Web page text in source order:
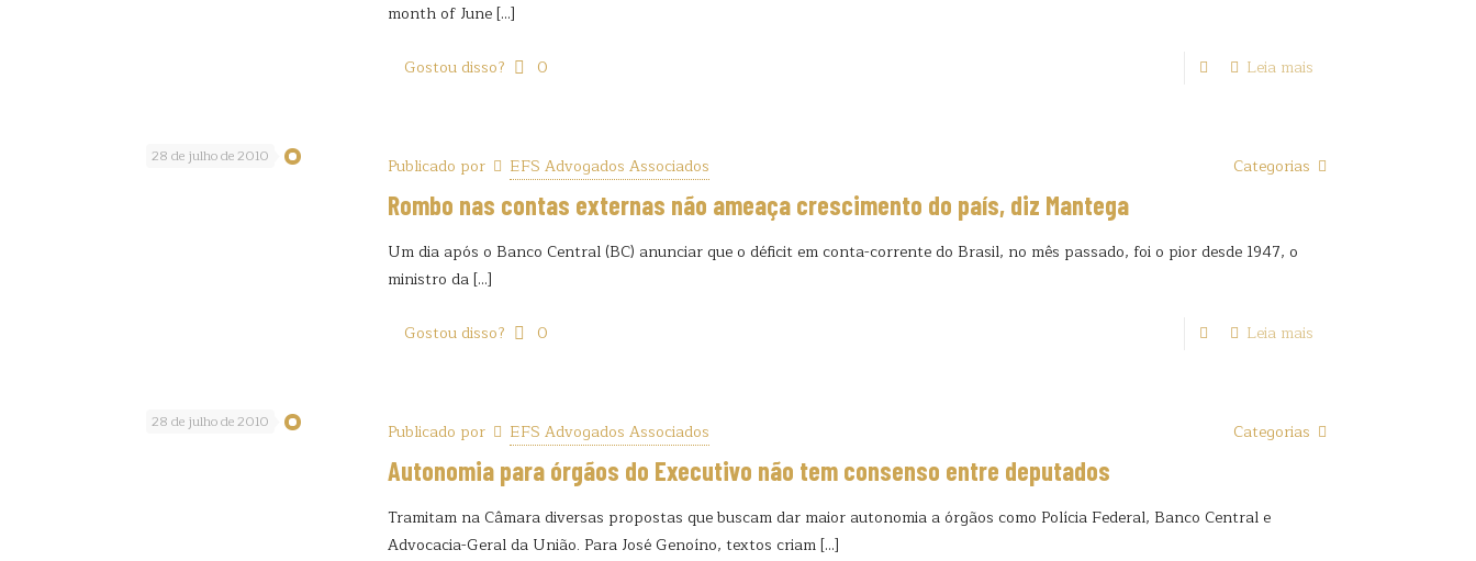
month of June[…]
Gostou disso? 0 Leia mais
28 de julho de 2010 Publicado por EFS Advogados Associados Categorias
Rombo nas contas externas não ameaça crescimento do país, diz Mantega
Um dia após o Banco Central (BC) anunciar que o déficit em conta-corrente do Brasil, no mês passado, foi o pior desde 1947, o
ministro da[…]
Gostou disso? 0 Leia mais
28 de julho de 2010 Publicado por EFS Advogados Associados Categorias
Autonomia para órgãos do Executivo não tem consenso entre deputados
Tramitam na Câmara diversas propostas que buscam dar maior autonomia a órgãos como Polícia Federal, Banco Central e
Advocacia-Geral da União. Para José Genoíno, textos criam[…]